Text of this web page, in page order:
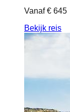
Vanaf€ 645
Bekijk reis